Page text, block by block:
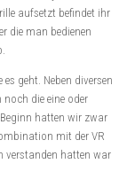
aufsetzt befindet ihr
die man bedienen
geht. Neben diversen
die eine oder
hatten wir zwar
mit der VR
verstanden hatten war